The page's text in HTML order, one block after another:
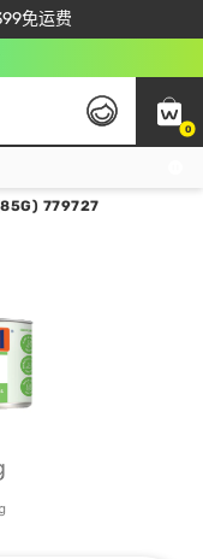
免运费
独家优惠即减$50
0
779727